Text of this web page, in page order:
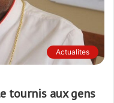
Actualites
tournis aux gens